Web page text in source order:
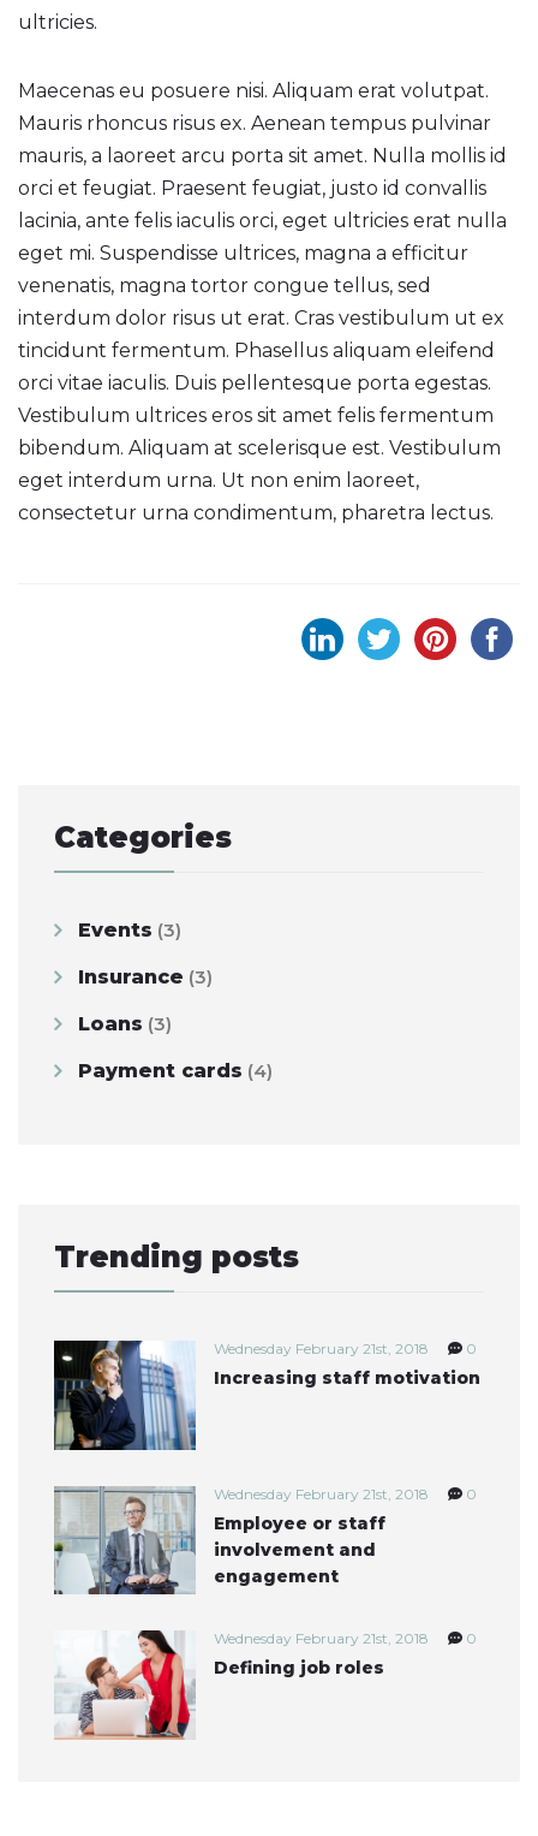
ultricies.
Maecenas eu posuere nisi. Aliquam erat volutpat.
Mauris rhoncus risus ex. Aenean tempus pulvinar
mauris, a laoreet arcu porta sit amet. Nulla mollis id
orci et feugiat. Praesent feugiat, justo id convallis
lacinia, ante felis iaculis orci, eget ultricies erat nulla
eget mi. Suspendisse ultrices, magna a efficitur
venenatis, magna tortor congue tellus, sed
interdum dolor risus ut erat. Cras vestibulum ut ex
tincidunt fermentum. Phasellus aliquam eleifend
orci vitae iaculis. Duis pellentesque porta egestas.
Vestibulum ultrices eros sit amet felis fermentum
bibendum. Aliquam at scelerisque est. Vestibulum
eget interdum urna. Ut non enim laoreet,
consectetur urna condimentum, pharetra lectus.
Categories
Events (3)
Insurance (3)
Loans (3)
Payment cards (4)
Trending posts
Wednesday February 21st, 2018 0
Increasing staff motivation
Wednesday February 21st, 2018 0
Employee or staff
involvement and
engagement
Wednesday February 21st, 2018 0
Defining job roles